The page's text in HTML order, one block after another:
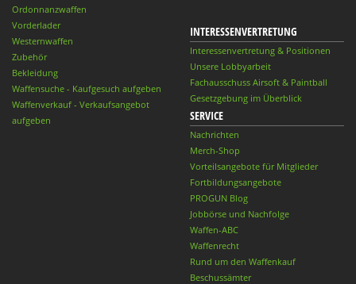
Ordonnanzwaffen
Vorderlader
Westernwaffen
Zubehör
Bekleidung
Waffensuche - Kaufgesuch aufgeben
Waffenverkauf - Verkaufsangebot
aufgeben
INTERESSENVERTRETUNG
Interessenvertretung & Positionen
Unsere Lobbyarbeit
Fachausschuss Airsoft & Paintball
Gesetzgebung im Überblick
SERVICE
Nachrichten
Merch-Shop
Vorteilsangebote für Mitglieder
Fortbildungsangebote
PROGUN Blog
Jobbörse und Nachfolge
Waffen-ABC
Waffenrecht
Rund um den Waffenkauf
Beschussämter